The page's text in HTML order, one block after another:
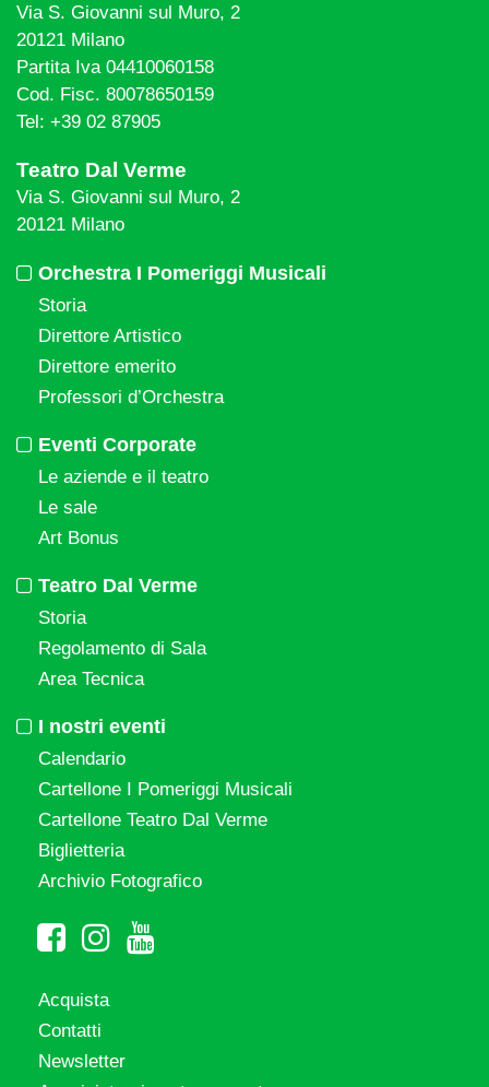
Via S. Giovanni sul Muro, 2
20121 Milano
Partita Iva 04410060158
Cod. Fisc. 80078650159
Tel: +39 02 87905
Teatro Dal Verme
Via S. Giovanni sul Muro, 2
20121 Milano
Orchestra I Pomeriggi Musicali
Storia
Direttore Artistico
Direttore emerito
Professori d’Orchestra
Eventi Corporate
Le aziende e il teatro
Le sale
Art Bonus
Teatro Dal Verme
Storia
Regolamento di Sala
Area Tecnica
I nostri eventi
Calendario
Cartellone I Pomeriggi Musicali
Cartellone Teatro Dal Verme
Biglietteria
Archivio Fotografico
Acquista
Contatti
Newsletter